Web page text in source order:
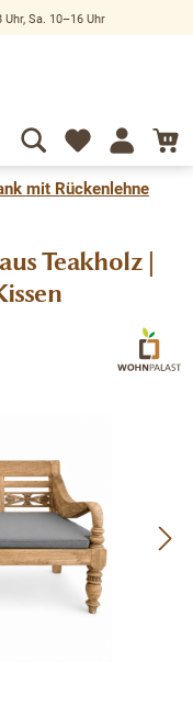
Sa. 10–16 Uhr
mit Rückenlehne
Teakholz |